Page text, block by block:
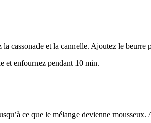
cassonade et la cannelle. Ajoutez le beurre
et enfournez pendant 10 min.
ce que le mélange devienne